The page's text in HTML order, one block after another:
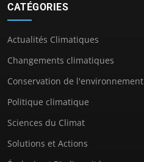
CATÉGORIES
Actualités Climatiques
Changements climatiques
Conservation de l'environnement
Politique climatique
Sciences du Climat
Solutions et Actions